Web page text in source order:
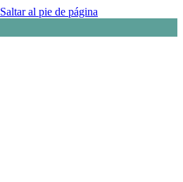
Saltar al pie de página